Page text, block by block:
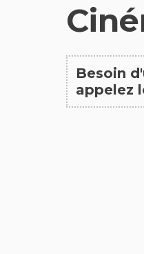
Besoin
appelez